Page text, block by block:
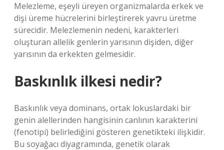
Melezleme, eşeyli üreyen organizmalarda erkek ve
dişi üreme hücrelerini birleştirerek yavru üretme
sürecidir. Melezlemenin nedeni, karakterleri
oluşturan allelik genlerin yarısının dişiden, diğer
yarısının da erkekten gelmesidir.
Baskınlık ilkesi nedir?
Baskınlık veya dominans, ortak lokuslardaki bir
genin alellerinden hangisinin canlının karakterini
(fenotipi) belirlediğini gösteren genetikteki ilişkidir.
Bu soyağacı diyagramında, genetik olarak